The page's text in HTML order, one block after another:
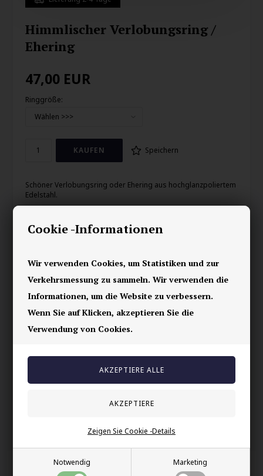
Cookie -Informationen
Wir verwenden Cookies, um Statistiken und zur
Verkehrsmessung zu sammeln. Wir verwenden die
Informationen, um die Website zu verbessern.
Wenn Sie auf Klicken, akzeptieren Sie die
Verwendung von Cookies.
Notwendig Marketing
Zeigen Sie Cookie -Details
Himmlischer Verlobungsring /
Ehering
47,00 EUR
Ringgröße:
Speichern
Schöner Verlobungsring oder Ehering aus hochglanzpoliertem
Edelstahl.
besetzt.
Der Preis gilt pro Stück.
Ihre Sicherheit
Vorrätig
E-mark webshop
60 Tage Rückgabe
Andere auch gekauft